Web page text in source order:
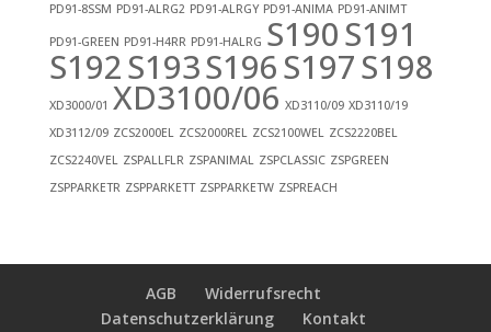
PD91-8SSM PD91-ALRG2 PD91-ALRGY PD91-ANIMA PD91-ANIMT
PD91-GREEN PD91-H4RR PD91-HALRG S190S191
S192S193S196S197S198
XD3000/01 XD3100/06 XD3110/09 XD3110/19
XD3112/09 ZCS2000EL ZCS2000REL ZCS2100WEL ZCS2220BEL
ZCS2240VEL ZSPALLFLR ZSPANIMAL ZSPCLASSIC ZSPGREEN
ZSPPARKETR ZSPPARKETT ZSPPARKETW ZSPREACH
AGB
Widerrufsrecht
Datenschutzerklärung
Kontakt